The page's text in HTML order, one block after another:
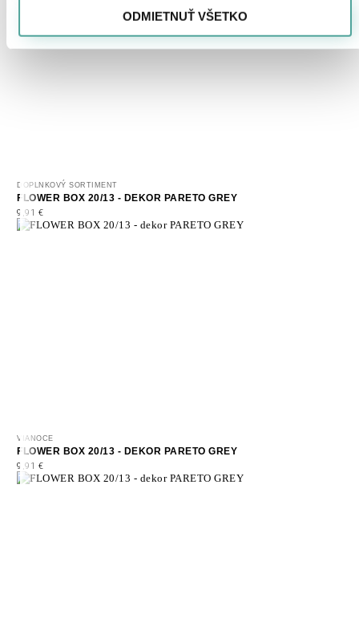
ODMIETNUŤ VŠETKO
DOPLNKOVÝ SORTIMENT
FLOWER BOX 20/13 - DEKOR PARETO GREY
9,91 €
VIANOCE
FLOWER BOX 20/13 - DEKOR PARETO GREY
9,91 €